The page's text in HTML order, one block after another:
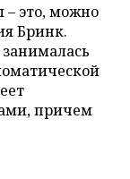
это, можно
Бринк.
причем